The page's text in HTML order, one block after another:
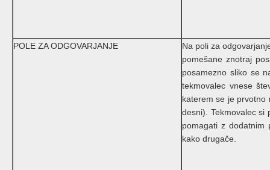
POLE ZA ODGOVARJANJE
Na poli za
pomešane znotraj
posamezno sliko se
tekmovalec vnese
katerem se je prvotno
desni). Tekmovalec si
pomagati z dodatnim
kako drugače.